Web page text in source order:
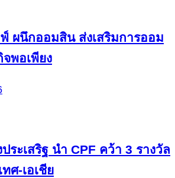
ผนึกออมสิน ส่งเสริมการออม
พอเพียง
ระเสริฐ นำ CPF คว้า 3 รางวัล
ศ-เอเชีย